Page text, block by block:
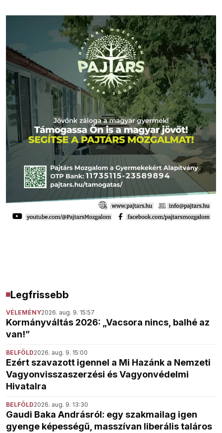
Legfrissebb
VÉLEMÉNY2026. aug. 9. 15:57
Kormányváltás 2026: „Vacsora nincs, balhé az
van!”
BELFÖLD2026. aug. 9. 15:00
Ezért szavazott igennel a Mi Hazánk a Nemzeti
Vagyonvisszaszerzési és Vagyonvédelmi
Hivatalra
BELFÖLD2026. aug. 9. 13:30
Gaudi Baka Andrásról: egy szakmailag igen
gyenge képességű, masszívan liberális taláros